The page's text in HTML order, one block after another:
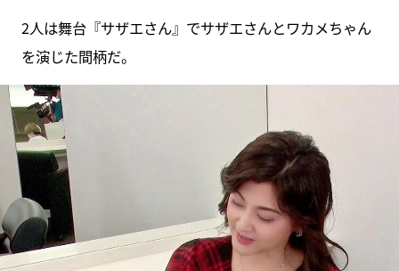
2人は舞台『サザエさん』でサザエさんとワカメちゃん
を演じた間柄だ。